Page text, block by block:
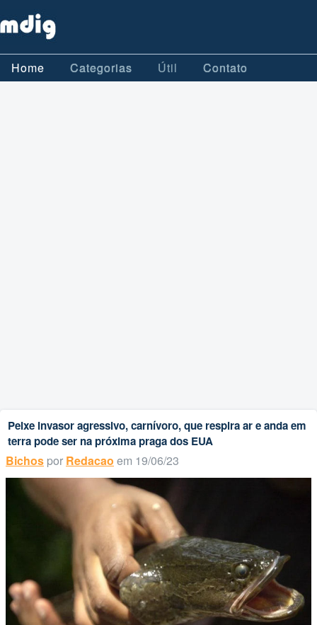
Home Categorias Útil Contato
Peixe invasor agressivo, carnívoro, que respira ar e anda em
terra pode ser na próxima praga dos EUA
Bichos por Redacao em 19/06/23